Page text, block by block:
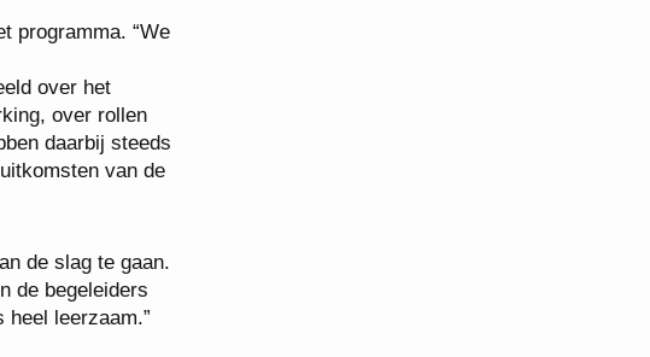
programma. “We
over het
over rollen
daarbij steeds
van de
de slag te gaan.
de begeleiders
leerzaam.”